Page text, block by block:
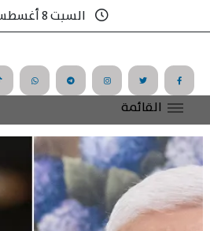
السبت 8 أغسطس, 2026
القائمة